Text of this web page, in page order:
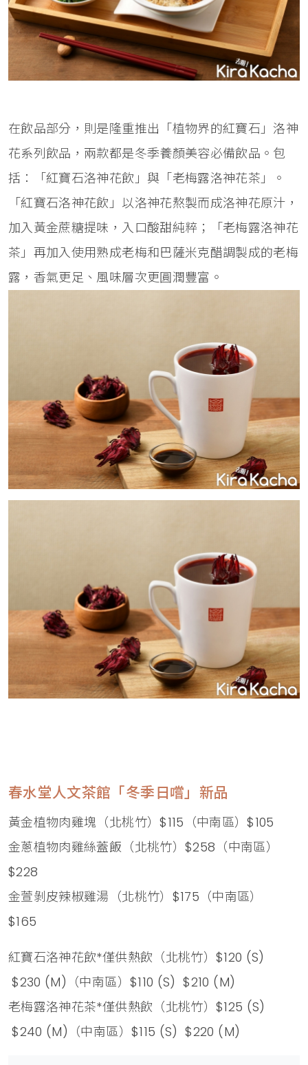
在飲品部分，則是隆重推出「植物界的紅寶石」洛神
花系列飲品，兩款都是冬季養顏美容必備飲品。包
括：「紅寶石洛神花飲」與「老梅露洛神花茶」。
「紅寶石洛神花飲」以洛神花熬製而成洛神花原汁，
加入黃金蔗糖提味，入口酸甜純粹；「老梅露洛神花
茶」再加入使用熟成老梅和巴薩米克醋調製成的老梅
露，香氣更足、風味層次更圓潤豐富。
春水堂人文茶館「冬季日嚐」新品
黃金植物肉雞塊（北桃竹）$115（中南區）$105
金蔥植物肉雞絲蓋飯（北桃竹）$258（中南區）
$228
金萱剝皮辣椒雞湯（北桃竹）$175（中南區）
$165
紅寶石洛神花飲*僅供熱飲（北桃竹）$120 (S)
$230 (M)（中南區）$110 (S) $210 (M)
老梅露洛神花茶*僅供熱飲（北桃竹）$125 (S)
$240 (M)（中南區）$115 (S) $220 (M)